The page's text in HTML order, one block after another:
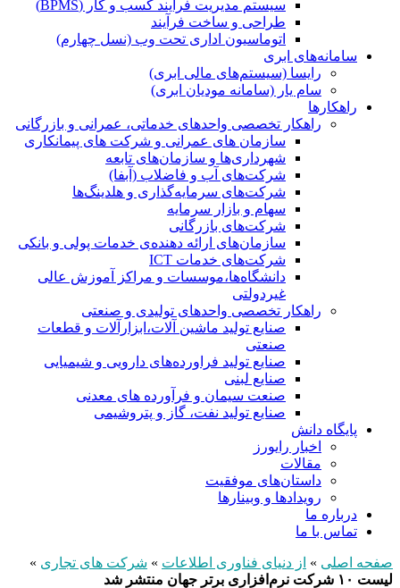
سیستم مدیریت فرایند کسب و کار (BPMS)
طراحی و ساخت فرآیند
اتوماسیون اداری تحت وب (نسل چهارم)
سامانه‌های ابری
رایسا (سیستم‌های مالی ابری)
سام یار (سامانه مودیان ابری)
راهکارها
راهکار تخصصی واحدهای خدماتی، عمرانی و بازرگانی
سازمان های عمرانی و شرکت های پیمانکاری
شهرداری‌ها و سازمان‌های تابعه
شرکت‌های آب و فاضلاب (آبفا)
شرکت‌های سرمایه‌گذاری و هلدینگ‌ها
سهام و بازار سرمایه
شرکت‌های بازرگانی
سازمان‌های ارائه دهنده‌ی خدمات پولی و بانکی
شرکت‌های خدمات ICT
دانشگاه‌ها،موسسات و مراکز آموزش عالی
غیردولتی
راهکار تخصصی واحدهای تولیدی و صنعتی
صنایع توليد ماشين آلات،ابزارآلات و قطعات
صنعتی
صنایع تولید فراورده‌های دارویی و شیمیایی
صنایع لبنی
صنعت سیمان و فرآورده های معدنی
صنایع تولید نفت، گاز و پتروشيمی
پایگاه دانش
اخبار رایورز
مقالات
داستان‌های موفقیت
رویدادها و وبینارها
درباره ما
تماس با ما
صفحه اصلی » از دنیای فناوری اطلاعات » شرکت های تجاری »
لیست ۱۰ شرکت نرم‌افزاری برتر جهان منتشر شد